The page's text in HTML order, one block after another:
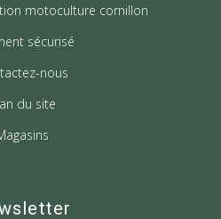
motoculture cornillon
sécurisé
nous
du site